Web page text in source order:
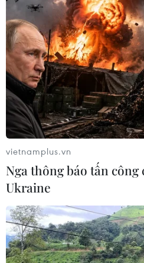
vietnamplus.vn
Nga thông báo tấn công
Ukraine